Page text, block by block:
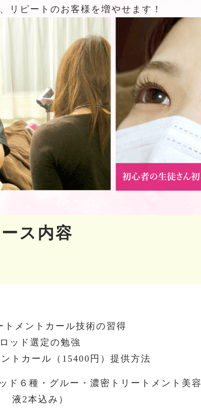
リピートのお客様を増やせます！
ス内容
トメントカール技術の習得
ロッド選定の勉強
トカール（15400円）提供方法
ド６種・グルー・濃密トリートメント美容
液2本込み）